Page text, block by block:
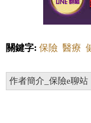
關鍵字: 保險 醫療
作者簡介_保險e聊站